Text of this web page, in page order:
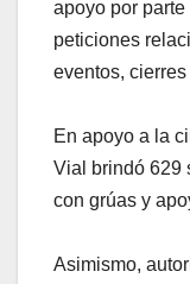
apoyo por
peticiones
eventos,
En apoyo a la
Vial brindó 629
con grúas y
Asimismo,